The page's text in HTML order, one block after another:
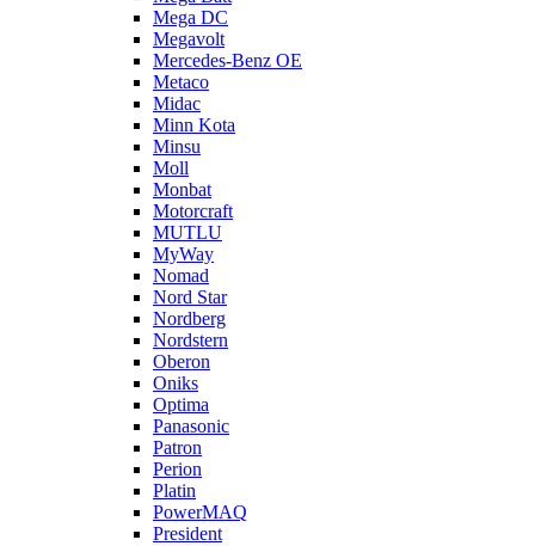
Mega DC
Megavolt
Mercedes-Benz OE
Metaco
Midac
Minn Kota
Minsu
Moll
Monbat
Motorcraft
MUTLU
MyWay
Nomad
Nord Star
Nordberg
Nordstern
Oberon
Oniks
Optima
Panasonic
Patron
Perion
Platin
PowerMAQ
President